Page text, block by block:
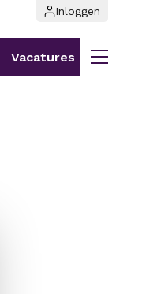
Vacatures
Inloggen